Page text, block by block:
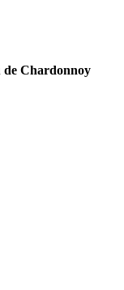
de Chardonnoy